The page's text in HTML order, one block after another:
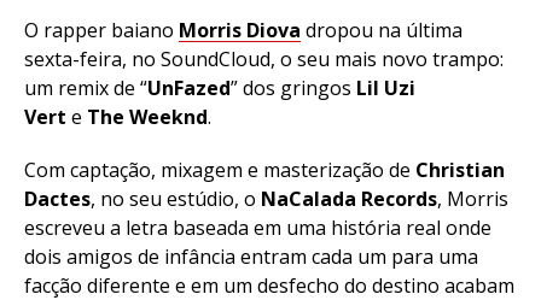
O rapper baiano Morris Diova dropou na última
sexta-feira, no SoundCloud, o seu mais novo trampo:
um remix de “UnFazed” dos gringos Lil Uzi
Vert e The Weeknd.
Com captação, mixagem e masterização de Christian
Dactes, no seu estúdio, o NaCalada Records, Morris
escreveu a letra baseada em uma história real onde
dois amigos de infância entram cada um para uma
facção diferente e em um desfecho do destino acabam